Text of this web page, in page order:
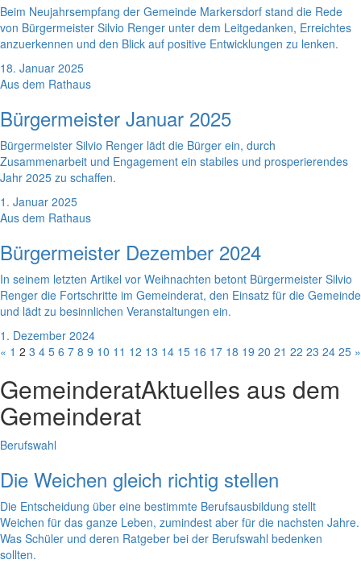
Beim Neujahrsempfang der Gemeinde Markersdorf stand die Rede
von Bürgermeister Silvio Renger unter dem Leitgedanken, Erreichtes
anzuerkennen und den Blick auf positive Entwicklungen zu lenken.
18. Januar 2025
Aus dem Rathaus
Bürgermeister Januar 2025
Bürgermeister Silvio Renger lädt die Bürger ein, durch
Zusammenarbeit und Engagement ein stabiles und prosperierendes
Jahr 2025 zu schaffen.
1. Januar 2025
Aus dem Rathaus
Bürgermeister Dezember 2024
In seinem letzten Artikel vor Weihnachten betont Bürgermeister Silvio
Renger die Fortschritte im Gemeinderat, den Einsatz für die Gemeinde
und lädt zu besinnlichen Veranstaltungen ein.
1. Dezember 2024
« 1 2 3 4 5 6 7 8 9 10 11 12 13 14 15 16 17 18 19 20 21 22 23 24 25 »
GemeinderatAktuelles aus dem
Gemeinderat
Berufswahl
Die Weichen gleich richtig stellen
Die Entscheidung über eine bestimmte Berufsausbildung stellt
Weichen für das ganze Leben, zumindest aber für die nachsten Jahre.
Was Schüler und deren Ratgeber bei der Berufswahl bedenken
sollten.